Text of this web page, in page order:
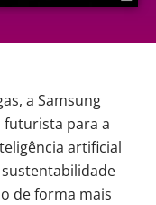
a Samsung
para a
artificial
sustentabilidade
de forma mais